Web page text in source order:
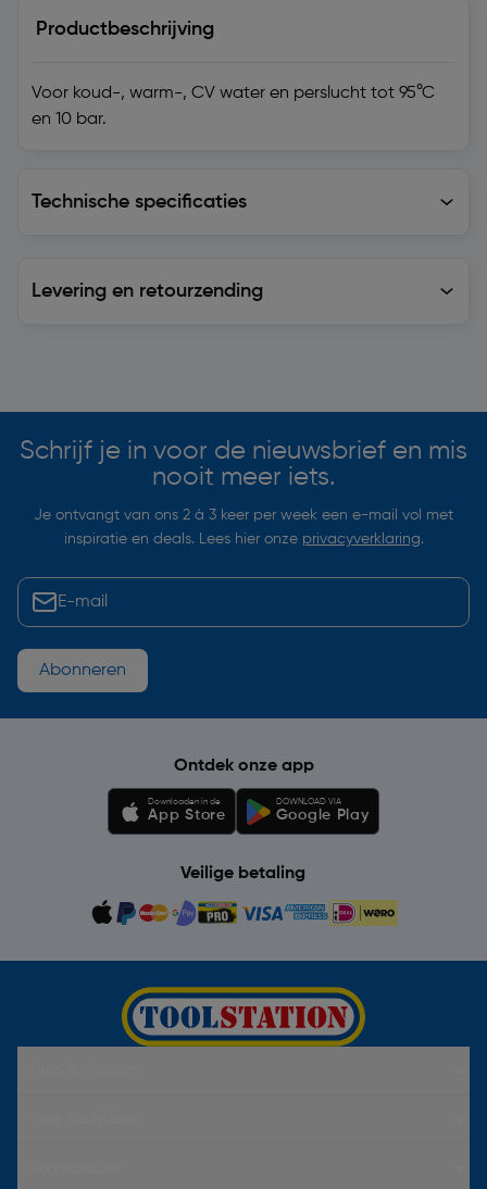
Productbeschrijving
Voor koud-, warm-, CV water en perslucht tot 95°C
en 10 bar.
Technische specificaties
Levering en retourzending
Schrijf je in voor de nieuwsbrief en mis
nooit meer iets.
Je ontvangt van ons 2 à 3 keer per week een e-mail vol met
inspiratie en deals. Lees hier onze privacyverklaring.
Abonneren
Ontdek onze app
Downloaden in de
App Store
DOWNLOAD VIA
Google Play
Veilige betaling